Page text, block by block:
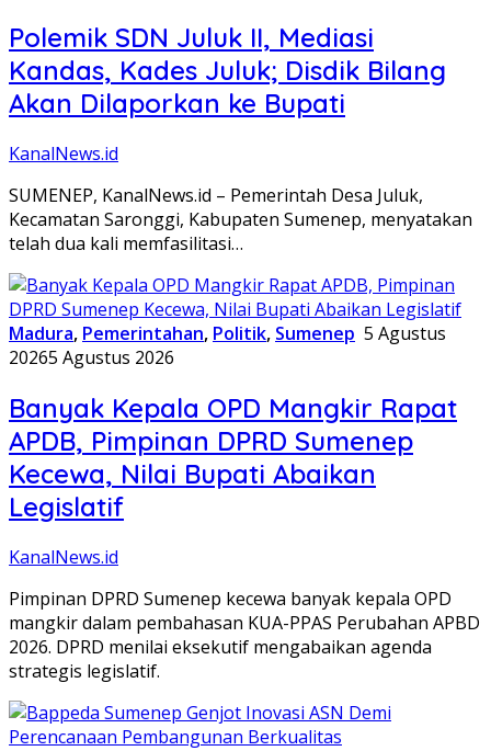
Polemik SDN Juluk II, Mediasi
Kandas, Kades Juluk; Disdik Bilang
Akan Dilaporkan ke Bupati
KanalNews.id
SUMENEP, KanalNews.id – Pemerintah Desa Juluk,
Kecamatan Saronggi, Kabupaten Sumenep, menyatakan
telah dua kali memfasilitasi…
Madura, Pemerintahan, Politik, Sumenep 5 Agustus
20265 Agustus 2026
Banyak Kepala OPD Mangkir Rapat
APDB, Pimpinan DPRD Sumenep
Kecewa, Nilai Bupati Abaikan
Legislatif
KanalNews.id
Pimpinan DPRD Sumenep kecewa banyak kepala OPD
mangkir dalam pembahasan KUA-PPAS Perubahan APBD
2026. DPRD menilai eksekutif mengabaikan agenda
strategis legislatif.